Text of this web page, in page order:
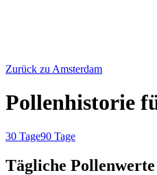
Zurück zu Amsterdam
Pollenhistorie
30 Tage90 Tage
Tägliche Pollenwerte